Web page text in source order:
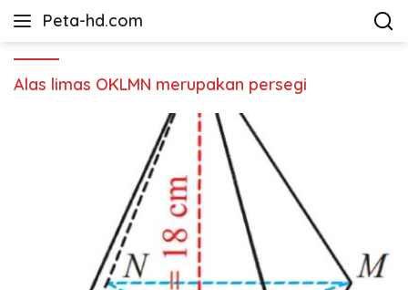
Peta-hd.com
Kumpulan
HD
Alas limas OKLMN merupakan persegi